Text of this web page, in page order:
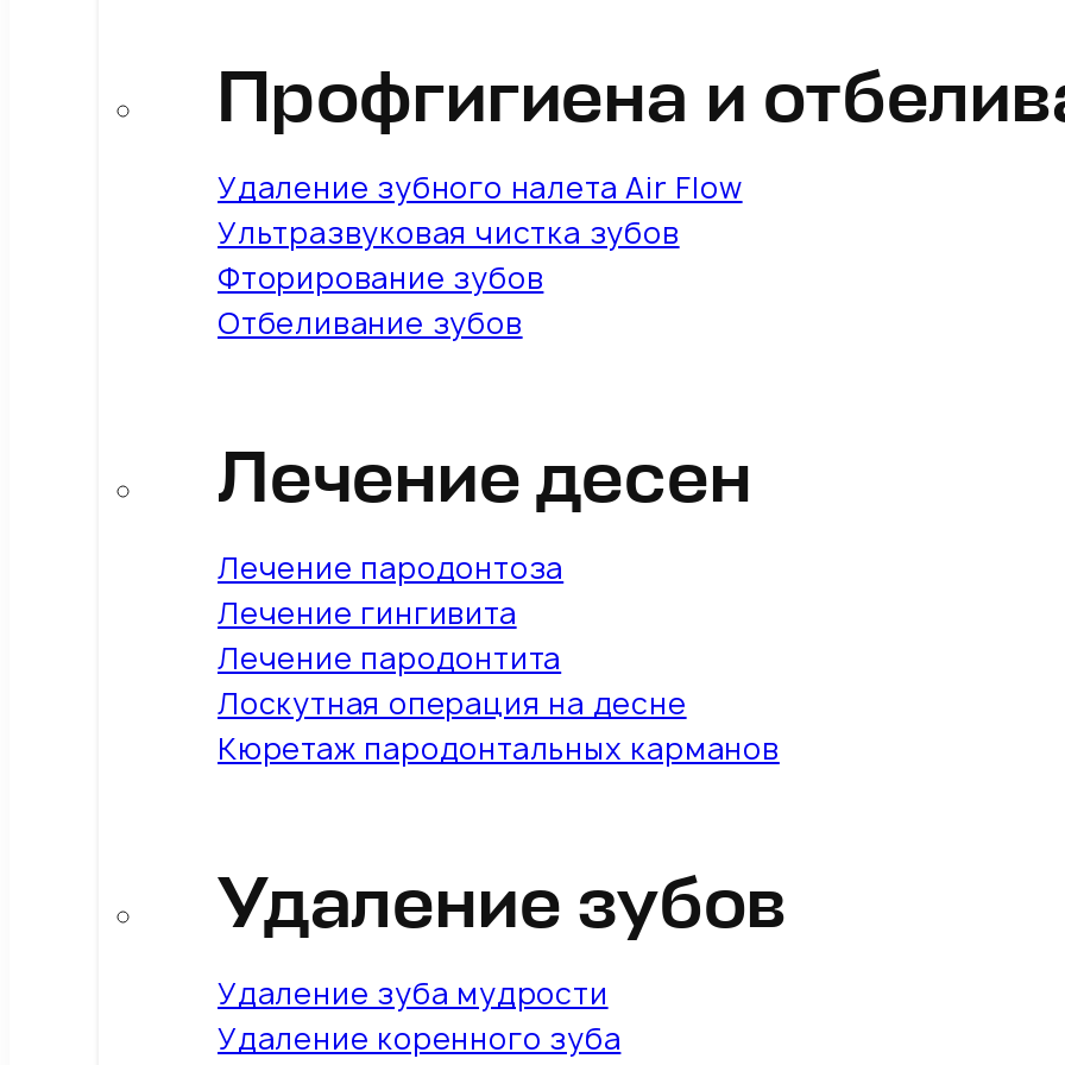
Профгигиена и
Удаление зубного налета Air Flow
Ультразвуковая чистка зубов
Фторирование зубов
Отбеливание зубов
Лечение десен
Лечение пародонтоза
Лечение гингивита
Лечение пародонтита
Лоскутная операция на десне
Кюретаж пародонтальных карманов
Удаление зубов
Удаление зуба мудрости
Удаление коренного зуба